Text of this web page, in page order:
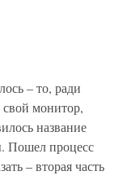
– то, ради
свой монитор,
название
Пошел процесс
– вторая часть